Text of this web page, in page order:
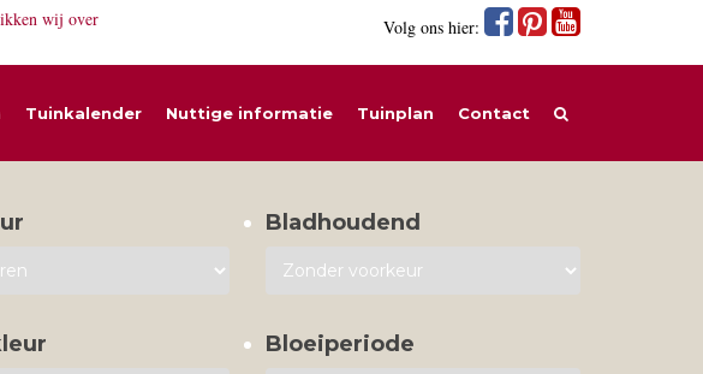
wij over
Volg ons hier:
Tuinkalender Nuttige informatie Tuinplan Contact
Bladhoudend
Bloeiperiode